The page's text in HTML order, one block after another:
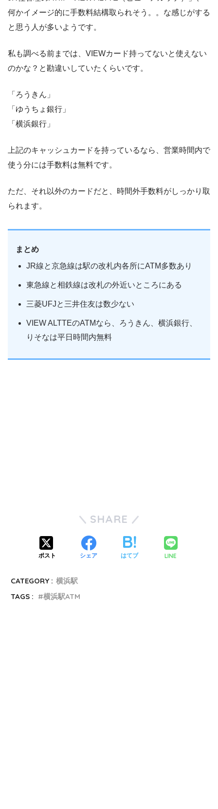
何かイメージ的に手数料結構取られそう。。な感じがする
と思う人が多いようです。
私も調べる前までは、VIEWカード持ってないと使えない
のかな？と勘違いしていたくらいです。
「ろうきん」
「ゆうちょ銀行」
「横浜銀行」
上記のキャッシュカードを持っているなら、営業時間内で
使う分には手数料は無料です。
ただ、それ以外のカードだと、時間外手数料がしっかり取
られます。
まとめ
JR線と京急線は駅の改札内各所にATM多数あり
東急線と相鉄線は改札の外近いところにある
三菱UFJと三井住友は数少ない
VIEW ALTTEのATMなら、ろうきん、横浜銀行、
りそなは平日時間内無料
SHARE
ポスト シェア はてブ LINE
CATEGORY : 横浜駅
TAGS :
横浜駅ATM